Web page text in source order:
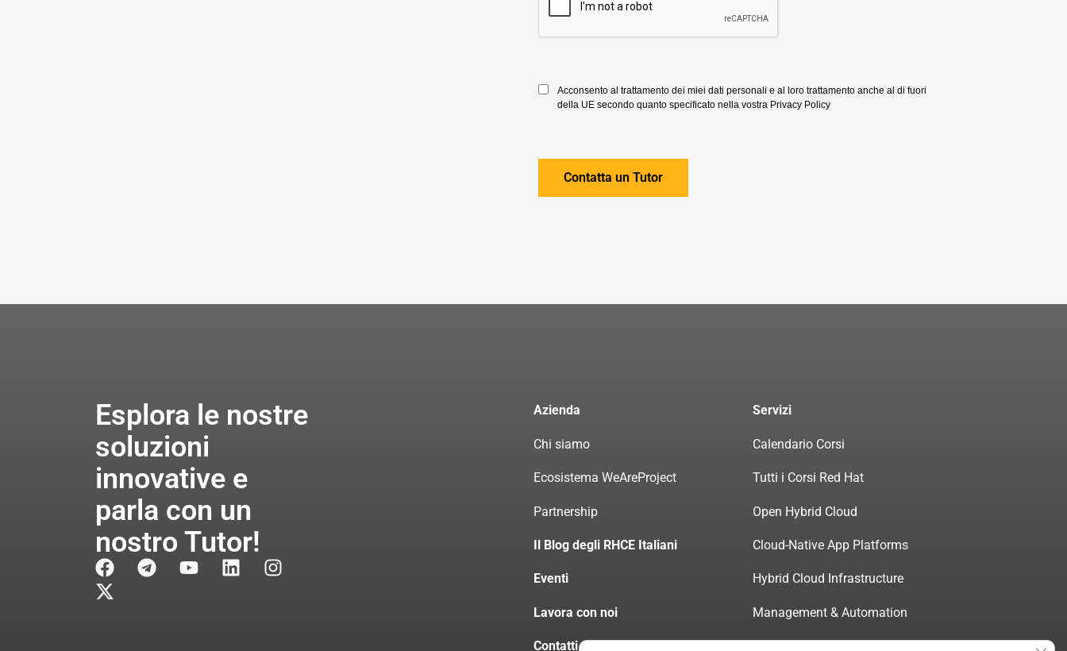
Acconsento al trattamento dei miei dati personali e al loro trattamento anche al di fuori
della UE secondo quanto specificato nella vostra Privacy Policy
Esplora le nostre
soluzioni
innovative e
parla con un
nostro Tutor!
Azienda
Chi siamo
Ecosistema WeAreProject
Partnership
Il Blog degli RHCE Italiani
Eventi
Lavora con noi
Contatti
Servizi
Calendario Corsi
Tutti i Corsi Red Hat
Open Hybrid Cloud
Cloud-Native App Platforms
Hybrid Cloud Infrastructure
Management & Automation